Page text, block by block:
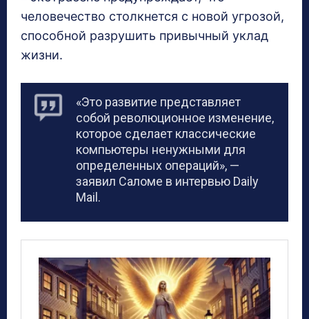
человечество столкнется с новой угрозой,
способной разрушить привычный уклад
жизни.
«Это развитие представляет
собой революционное изменение,
которое сделает классические
компьютеры ненужными для
определенных операций», —
заявил Саломе в интервью Daily
Mail.